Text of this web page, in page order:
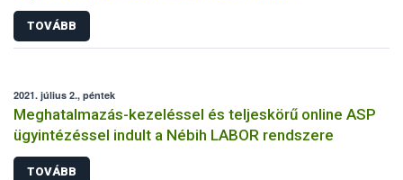
TOVÁBB
2021. július 2., péntek
Meghatalmazás-kezeléssel és teljeskörű online ASP
ügyintézéssel indult a Nébih LABOR rendszere
TOVÁBB